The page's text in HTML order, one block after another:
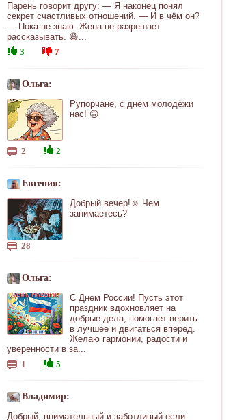
Парень говорит другу: — Я наконец понял
секрет счастливых отношений. — И в чём он?
— Пока не знаю. Жена не разрешает
рассказывать. 😄...
3
7
Ольга:
Рупорчане, с днём молодёжи
нас! 🙃
2 2
Евгения:
Добрый вечер!☺ Чем
занимаетесь?
28
Ольга:
С Днем России! Пусть этот
праздник вдохновляет на
добрые дела, помогает верить
в лучшее и двигаться вперед.
Желаю гармонии, радости и
уверенности в за...
1
5
Владимир:
Добрый, внимательный и заботливый если